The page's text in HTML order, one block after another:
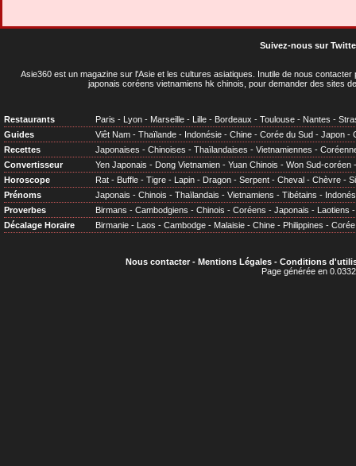
Suivez-nous sur
Asie360 est un magazine sur l'Asie et les cultures asiatiques . Inutile de nous
japonais coréens vietnamiens hk chinois, pour demander des sites
Restaurants Paris - Lyon - Marseille - Lille - Bordeaux - Toulouse - Nantes -
Guides
Viêt Nam - Thaïlande - Indonésie - Chine - Corée du Sud - Japon -
Recettes
Japonaises - Chinoises - Thaïlandaises - Vietnamiennes -
Convertisseur
Yen Japonais - Dong Vietnamien - Yuan Chinois - Won Sud-coréen
Horoscope
Rat - Buffle - Tigre - Lapin - Dragon - Serpent - Cheval - Chèvre -
Prénoms
Japonais - Chinois - Thaïlandais - Vietnamiens - Tibétains -
Proverbes
Birmans - Cambodgiens - Chinois - Coréens - Japonais - Laotiens
Décalage Horaire
Birmanie - Laos - Cambodge - Malaisie - Chine - Philippines - Corée
Nous contacter- Mentions Légales- Conditions
Page générée en